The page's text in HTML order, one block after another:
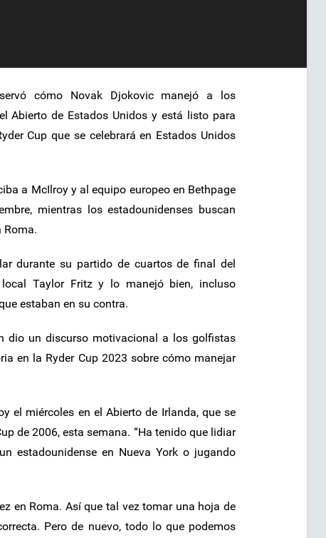
cómo Novak Djokovic manejó a los
Abierto de Estados Unidos y está listo para
Cup que se celebrará en Estados Unidos
a McIlroy y al equipo europeo en Bethpage
mientras los estadounidenses buscan
Roma.
durante su partido de cuartos de final del
Taylor Fritz y lo manejó bien, incluso
estaban en su contra.
dio un discurso motivacional a los golfistas
en la Ryder Cup 2023 sobre cómo manejar
el miércoles en el Abierto de Irlanda, que se
de 2006, esta semana. “Ha tenido que lidiar
estadounidense en Nueva York o jugando
en Roma. Así que tal vez tomar una hoja de
Pero de nuevo, todo lo que podemos